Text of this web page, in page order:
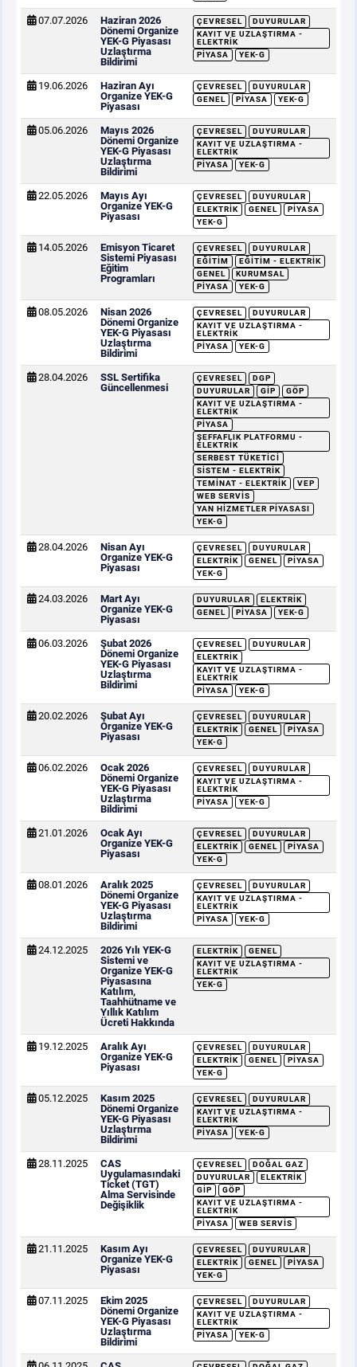
07.07.2026
Haziran 2026
Dönemi Organize
YEK-G Piyasası
Uzlaştırma
Bildirimi
ÇEVRESEL
DUYURULAR
KAYIT VE UZLAŞTIRMA -
ELEKTRIK
PIYASA
YEK-G
19.06.2026
Haziran Ayı
Organize YEK-G
Piyasası
ÇEVRESEL
DUYURULAR
GENEL
PIYASA YEK-G
05.06.2026
Mayıs 2026
Dönemi Organize
YEK-G Piyasası
Uzlaştırma
Bildirimi
ÇEVRESEL
DUYURULAR
KAYIT VE UZLAŞTIRMA -
ELEKTRIK
PIYASA
YEK-G
22.05.2026
Mayıs Ayı
Organize YEK-G
Piyasası
ÇEVRESEL
DUYURULAR
ELEKTRIK
GENEL
PIYASA
YEK-G
14.05.2026
Emisyon Ticaret
Sistemi Piyasası
Eğitim
Programları
ÇEVRESEL
DUYURULAR
EĞITIM
EĞITIM - ELEKTRIK
GENEL
KURUMSAL
PIYASA
YEK-G
08.05.2026
Nisan 2026
Dönemi Organize
YEK-G Piyasası
Uzlaştırma
Bildirimi
ÇEVRESEL
DUYURULAR
KAYIT VE UZLAŞTIRMA -
ELEKTRIK
PIYASA
YEK-G
28.04.2026
SSL Sertifika
Güncellenmesi
ÇEVRESEL
DGP
DUYURULAR
GİP
GÖP
KAYIT VE UZLAŞTIRMA -
ELEKTRIK
PIYASA
ŞEFFAFLIK PLATFORMU -
ELEKTRIK
SERBEST TÜKETICI
SISTEM - ELEKTRIK
TEMINAT - ELEKTRIK
VEP
WEB SERVIS
YAN HIZMETLER PIYASASI
YEK-G
28.04.2026
Nisan Ayı
Organize YEK-G
Piyasası
ÇEVRESEL
DUYURULAR
ELEKTRIK
GENEL
PIYASA
YEK-G
24.03.2026
Mart Ayı
Organize YEK-G
Piyasası
DUYURULAR
ELEKTRIK
GENEL
PIYASA YEK-G
06.03.2026
Şubat 2026
Dönemi Organize
YEK-G Piyasası
Uzlaştırma
Bildirimi
ÇEVRESEL
DUYURULAR
ELEKTRIK
KAYIT VE UZLAŞTIRMA -
ELEKTRIK
PIYASA
YEK-G
20.02.2026
Şubat Ayı
Organize YEK-G
Piyasası
ÇEVRESEL
DUYURULAR
ELEKTRIK
GENEL
PIYASA
YEK-G
06.02.2026
Ocak 2026
Dönemi Organize
YEK-G Piyasası
Uzlaştırma
Bildirimi
ÇEVRESEL
DUYURULAR
KAYIT VE UZLAŞTIRMA -
ELEKTRIK
PIYASA
YEK-G
21.01.2026
Ocak Ayı
Organize YEK-G
Piyasası
ÇEVRESEL
DUYURULAR
ELEKTRIK
GENEL
PIYASA
YEK-G
08.01.2026
Aralık 2025
Dönemi Organize
YEK-G Piyasası
Uzlaştırma
Bildirimi
ÇEVRESEL
DUYURULAR
KAYIT VE UZLAŞTIRMA -
ELEKTRIK
PIYASA
YEK-G
24.12.2025
2026 Yılı YEK-G
Sistemi ve
Organize YEK-G
Piyasasına
Katılım,
Taahhütname ve
Yıllık Katılım
Ücreti Hakkında
ELEKTRIK
GENEL
KAYIT VE UZLAŞTIRMA -
ELEKTRIK
YEK-G
19.12.2025
Aralık Ayı
Organize YEK-G
Piyasası
ÇEVRESEL
DUYURULAR
ELEKTRIK
GENEL
PIYASA
YEK-G
05.12.2025
Kasım 2025
Dönemi Organize
YEK-G Piyasası
Uzlaştırma
Bildirimi
ÇEVRESEL
DUYURULAR
KAYIT VE UZLAŞTIRMA -
ELEKTRIK
PIYASA
YEK-G
28.11.2025
CAS
Uygulamasındaki
Ticket (TGT)
Alma Servisinde
Değişiklik
ÇEVRESEL
DOĞAL GAZ
DUYURULAR
ELEKTRIK
GİP
GÖP
KAYIT VE UZLAŞTIRMA -
ELEKTRIK
PIYASA
WEB SERVIS
21.11.2025
Kasım Ayı
Organize YEK-G
Piyasası
ÇEVRESEL
DUYURULAR
ELEKTRIK
GENEL
PIYASA
YEK-G
07.11.2025
Ekim 2025
Dönemi Organize
YEK-G Piyasası
Uzlaştırma
Bildirimi
ÇEVRESEL
DUYURULAR
KAYIT VE UZLAŞTIRMA -
ELEKTRIK
PIYASA
YEK-G